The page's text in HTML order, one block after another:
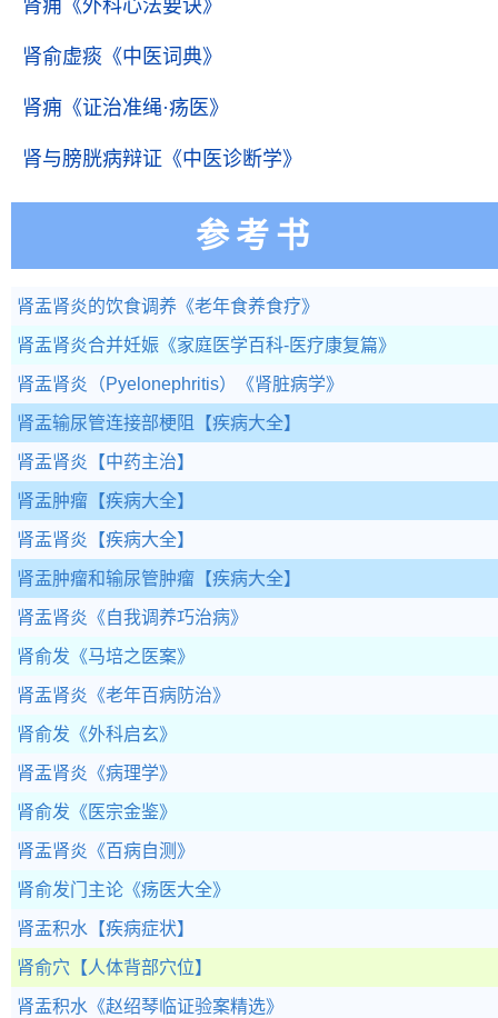
肾痈 《外科心法要诀》
肾俞虚痰 《中医词典》
肾痈 《证治准绳·疡医》
肾与膀胱病辩证 《中医诊断学》
参考书
肾盂肾炎的饮食调养 《老年食养食疗》
肾盂肾炎合并妊娠 《家庭医学百科-医疗康复篇》
肾盂肾炎（Pyelonephritis） 《肾脏病学》
肾盂输尿管连接部梗阻 【疾病大全】
肾盂肾炎 【中药主治】
肾盂肿瘤 【疾病大全】
肾盂肾炎 【疾病大全】
肾盂肿瘤和输尿管肿瘤 【疾病大全】
肾盂肾炎 《自我调养巧治病》
肾俞发 《马培之医案》
肾盂肾炎 《老年百病防治》
肾俞发 《外科启玄》
肾盂肾炎 《病理学》
肾俞发 《医宗金鉴》
肾盂肾炎 《百病自测》
肾俞发门主论 《疡医大全》
肾盂积水 【疾病症状】
肾俞穴 【人体背部穴位】
肾盂积水 《赵绍琴临证验案精选》